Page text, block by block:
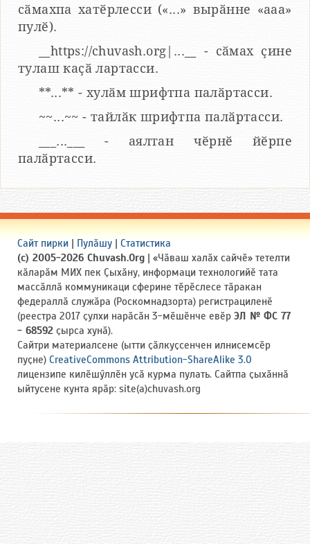
сӑмахпа хатӗрлесси («...» вырӑнне «ааа»
пулӗ).
__https://chuvash.org|...__ - сӑмах ҫине
тулаш каҫӑ лартасси.
**...** - хулӑм шрифтпа палӑртасси.
~~...~~ - тайлӑк шрифтпа палӑртасси.
___...___ - аялтан чӗрнӗ йӗрпе
палӑртасси.
Сайт пирки | Пулӑшу | Статистика
(c) 2005-2026 Chuvash.Org | «Чӑваш халӑх сайчӗ» тетелти
кӑларӑм МИХ пек Ҫыхӑну, информаци технологийӗ тата
массӑллӑ коммуникаци сферине тӗрӗслесе тӑракан
федераллӑ служӑра (Роскомнадзорта) регистрациленӗ
(реестра 2017 ҫулхи нарӑсӑн 3-мӗшӗнче евӗр ЭЛ № ФС 77
- 68592 ҫырса хунӑ).
Сайтри материалсене (ытти ҫӑлкуҫсенчен илнисемсӗр
пуҫне) CreativeCommons Attribution-ShareAlike 3.0
лицензипе килӗшӳллӗн усӑ курма пулать. Сайтпа ҫыхӑннӑ
ыйтусене кунта ярӑр: site(a)chuvash.org